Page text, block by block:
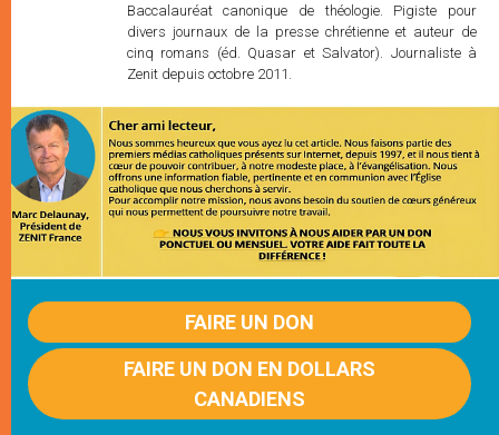
Baccalauréat canonique de théologie. Pigiste pour
divers journaux de la presse chrétienne et auteur de
cinq romans (éd. Quasar et Salvator). Journaliste à
Zenit depuis octobre 2011.
FAIRE UN DON
FAIRE UN DON EN DOLLARS
CANADIENS